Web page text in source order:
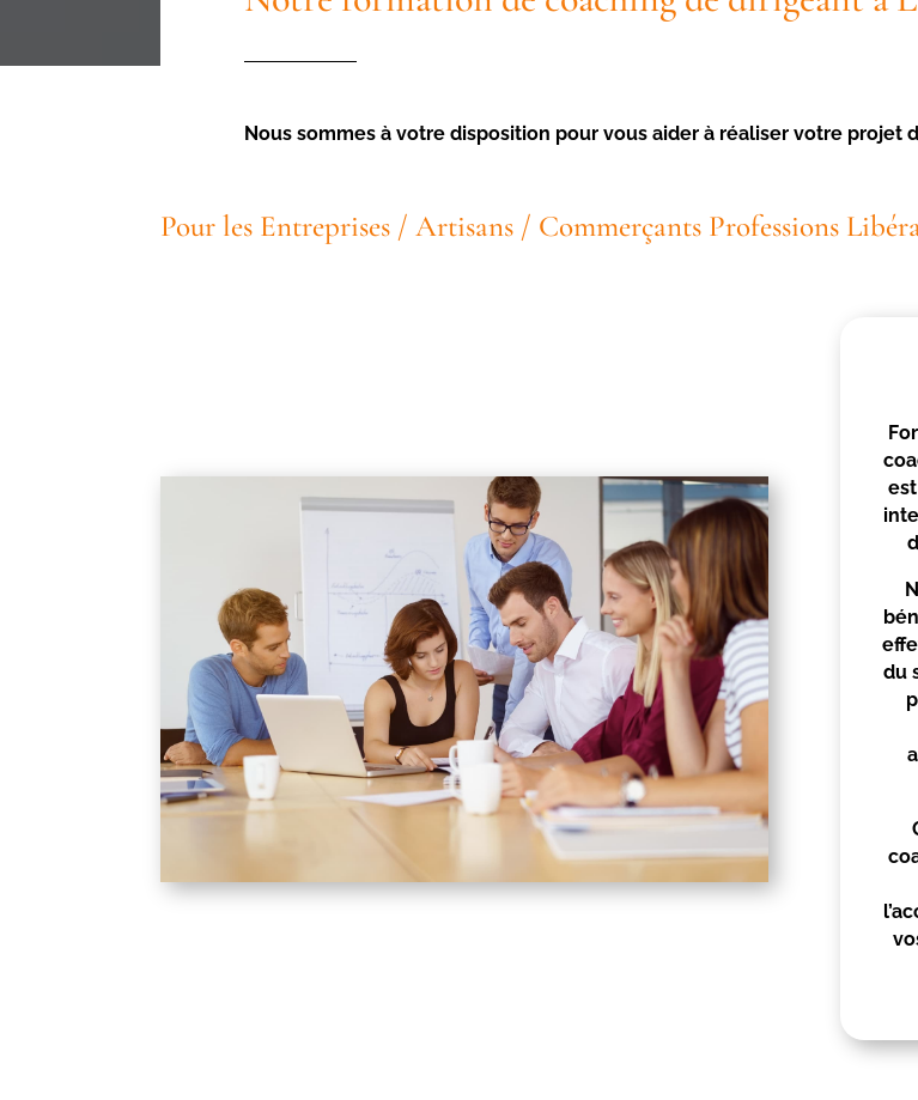
Nous sommes à votre disposition pour vous aider à réaliser votre projet
Pour les Entreprises / Artisans / Commerçants Professions
du